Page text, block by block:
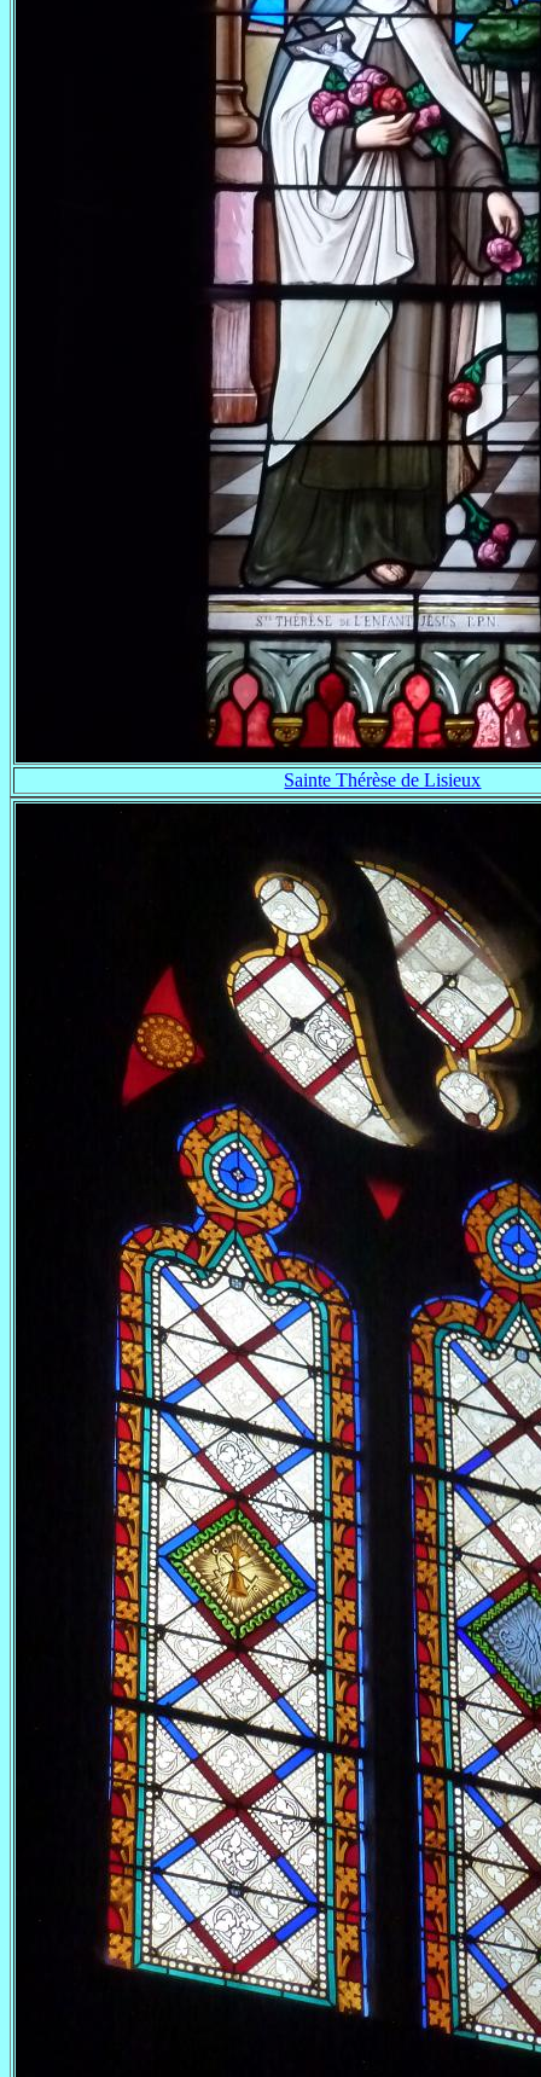
Sainte Thérèse de Lisieux